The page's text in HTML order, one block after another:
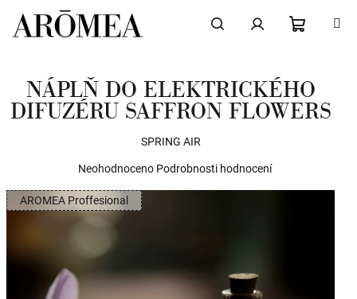
obsah
KOŠÍK
NÁPLŇ DO ELEKTRICKÉHO
DIFUZÉRU SAFFRON FLOWERS
SPRING AIR
Průměrné
produktu
je
hvězdiček.
Neohodnoceno Podrobnosti hodnocení
AROMEA Proffesional